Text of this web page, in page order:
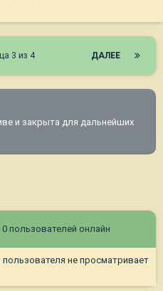
ДАЛЕЕ
3 из 4
и закрыта для дальнейших
0 пользователей онлайн
не просматривает